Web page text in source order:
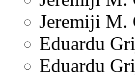
Jeremiji M.
Eduardu
Eduardu